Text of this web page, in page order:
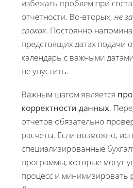
избежать проблем при
отчетности. Во-вторых, не
сроках. Постоянно
предстоящих датах подачи
календарь с важными
не упустить.
Важным шагом является
корректности данных.
отчетов обязательно
расчеты. Если возможно,
специализированные
программы, которые могут
процесс и минимизировать